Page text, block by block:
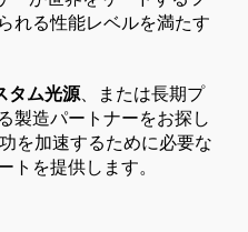
れる性能レベルを満たす
タム光源、または長期プ
製造パートナーをお探し
を加速するために必要な
トを提供します。